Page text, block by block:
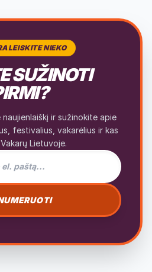
NIEKO
SUŽINOTI
ir sužinokite apie
festivalius, vakarėlius ir kas
Lietuvoje.